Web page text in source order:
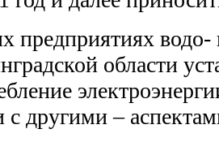
предприятиях
области
с другими –